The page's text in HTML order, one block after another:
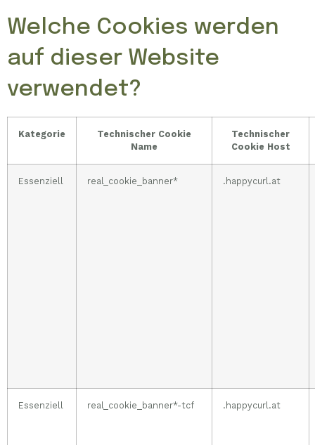
Welche Cookies werden
auf dieser Website
verwendet?
Kategorie
Technischer Cookie
Name
Technischer
Cookie Host
Essenziell real_cookie_banner* .happycurl.at
Essenziell real_cookie_banner*-tcf .happycurl.at